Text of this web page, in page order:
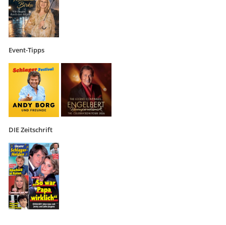
Event-Tipps
DIE Zeitschrift